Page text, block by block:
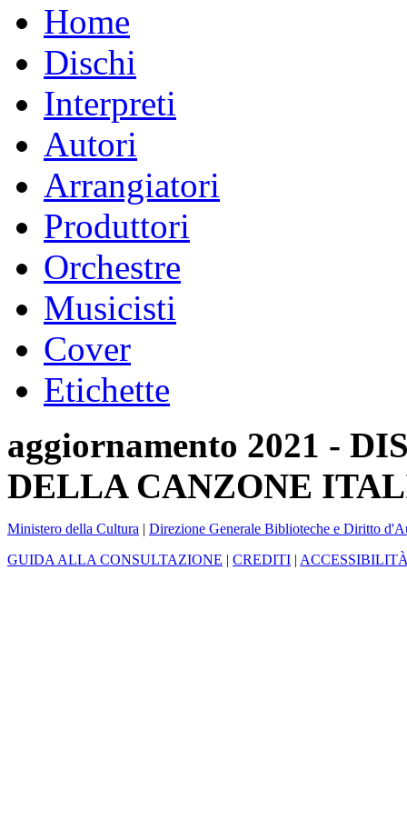
Home
Dischi
Interpreti
Autori
Arrangiatori
Produttori
Orchestre
Musicisti
Cover
Etichette
aggiornamento 2021 -
DELLA CANZONE
Ministero della Cultura | Direzione Generale Biblioteche e Diritto
GUIDA ALLA CONSULTAZIONE | CREDITI |